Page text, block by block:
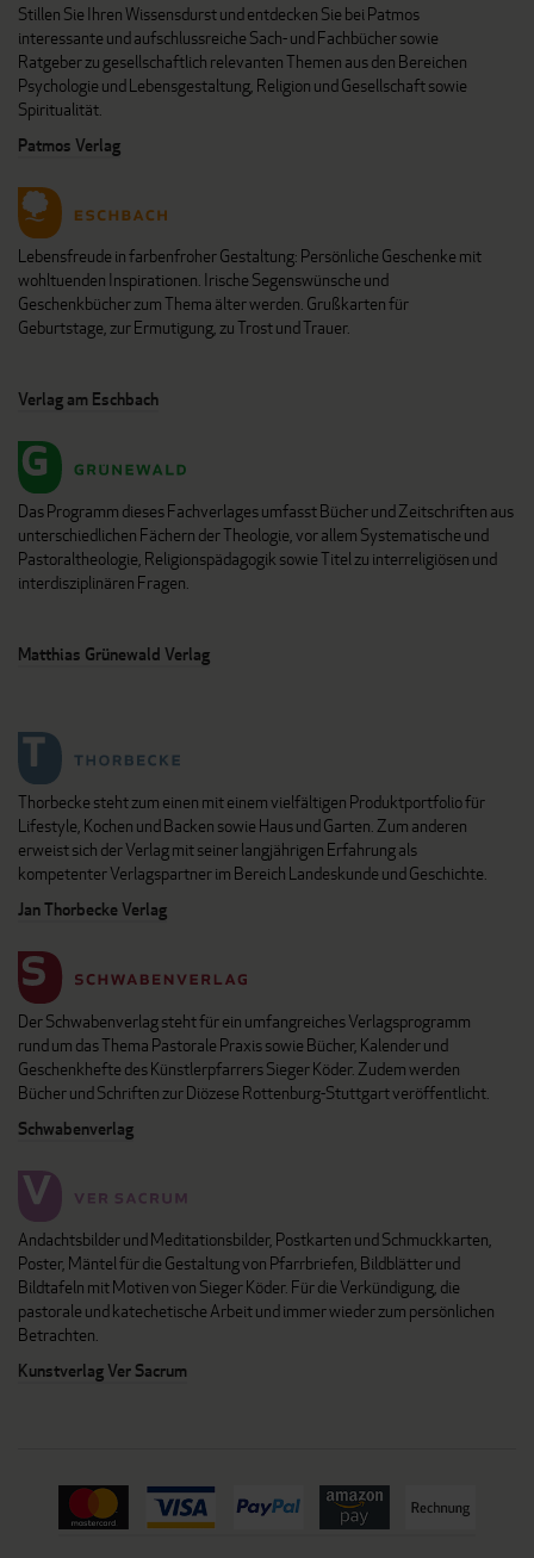
Stillen Sie Ihren Wissensdurst und entdecken Sie bei Patmos
interessante und aufschlussreiche Sach- und Fachbücher sowie
Ratgeber zu gesellschaftlich relevanten Themen aus den Bereichen
Psychologie und Lebensgestaltung, Religion und Gesellschaft sowie
Spiritualität.
Patmos Verlag
Lebensfreude in farbenfroher Gestaltung: Persönliche Geschenke mit
wohltuenden Inspirationen. Irische Segenswünsche und
Geschenkbücher zum Thema älter werden. Grußkarten für
Geburtstage, zur Ermutigung, zu Trost und Trauer.
Verlag am Eschbach
Das Programm dieses Fachverlages umfasst Bücher und Zeitschriften aus
unterschiedlichen Fächern der Theologie, vor allem Systematische und
Pastoraltheologie, Religionspädagogik sowie Titel zu interreligiösen und
interdisziplinären Fragen.
Matthias Grünewald Verlag
Thorbecke steht zum einen mit einem vielfältigen Produktportfolio für
Lifestyle, Kochen und Backen sowie Haus und Garten. Zum anderen
erweist sich der Verlag mit seiner langjährigen Erfahrung als
kompetenter Verlagspartner im Bereich Landeskunde und Geschichte.
Jan Thorbecke Verlag
Der Schwabenverlag steht für ein umfangreiches Verlagsprogramm
rund um das Thema Pastorale Praxis sowie Bücher, Kalender und
Geschenkhefte des Künstlerpfarrers Sieger Köder. Zudem werden
Bücher und Schriften zur Diözese Rottenburg-Stuttgart veröffentlicht.
Schwabenverlag
Andachtsbilder und Meditationsbilder, Postkarten und Schmuckkarten,
Poster, Mäntel für die Gestaltung von Pfarrbriefen, Bildblätter und
Bildtafeln mit Motiven von Sieger Köder. Für die Verkündigung, die
pastorale und katechetische Arbeit und immer wieder zum persönlichen
Betrachten.
Kunstverlag Ver Sacrum